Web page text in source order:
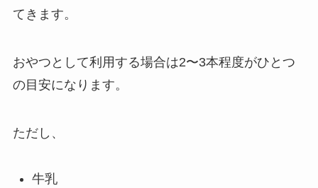
てきます。
おやつとして利用する場合は2〜3本程度がひとつ
の目安になります。
ただし、
牛乳